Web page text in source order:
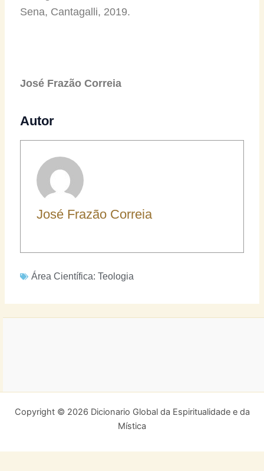
Sena, Cantagalli, 2019.
José Frazão Correia
Autor
José Frazão Correia
Área Científica: Teologia
Copyright © 2026 Dicionario Global da Espiritualidade e da
Mística